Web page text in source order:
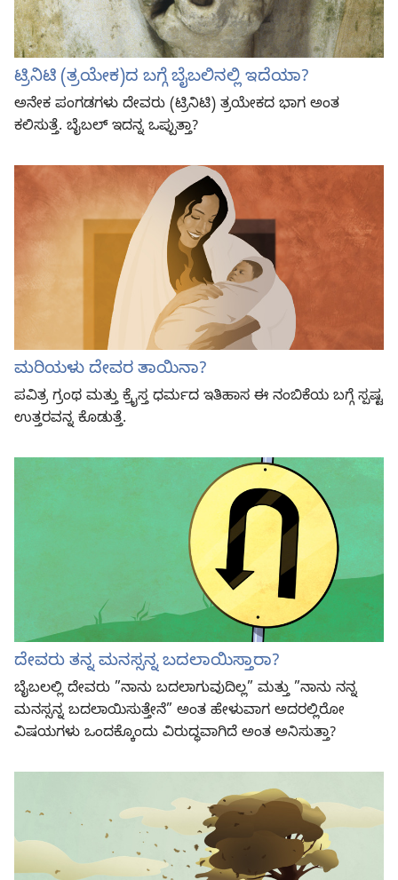
ಟ್ರಿನಿಟಿ (ತ್ರಯೇಕ)ದ ಬಗ್ಗೆ ಬೈಬಲಿನಲ್ಲಿ ಇದೆಯಾ?
ಅನೇಕ ಪಂಗಡಗಳು ದೇವರು (ಟ್ರಿನಿಟಿ) ತ್ರಯೇಕದ ಭಾಗ ಅಂತ
ಕಲಿಸುತ್ತೆ. ಬೈಬಲ್‌ ಇದನ್ನ ಒಪ್ಪುತ್ತಾ?
ಮರಿಯಳು ದೇವರ ತಾಯಿನಾ?
ಪವಿತ್ರ ಗ್ರಂಥ ಮತ್ತು ಕ್ರೈಸ್ತ ಧರ್ಮದ ಇತಿಹಾಸ ಈ ನಂಬಿಕೆಯ ಬಗ್ಗೆ ಸ್ಪಷ್ಟ
ಉತ್ತರವನ್ನ ಕೊಡುತ್ತೆ.
ದೇವರು ತನ್ನ ಮನಸ್ಸನ್ನ ಬದಲಾಯಿಸ್ತಾರಾ?
ಬೈಬಲಲ್ಲಿ ದೇವರು ”‏ನಾನು ಬದಲಾಗುವುದಿಲ್ಲ”‏ ಮತ್ತು ”‏ನಾನು ನನ್ನ
ಮನಸ್ಸನ್ನ ಬದಲಾಯಿಸುತ್ತೇನೆ”‏ ಅಂತ ಹೇಳುವಾಗ ಅದರಲ್ಲಿರೋ
ವಿಷಯಗಳು ಒಂದಕ್ಕೊಂದು ವಿರುದ್ಧವಾಗಿದೆ ಅಂತ ಅನಿಸುತ್ತಾ?